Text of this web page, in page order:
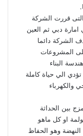
التى قررت الشركة
والتى بدأت في امارة دبي ثم العين
الشركة دائما
المشروعات
البناء
تؤدي الي حياة كاملة
بين الحداثة
او كل ماهو
وهو الحفاظ